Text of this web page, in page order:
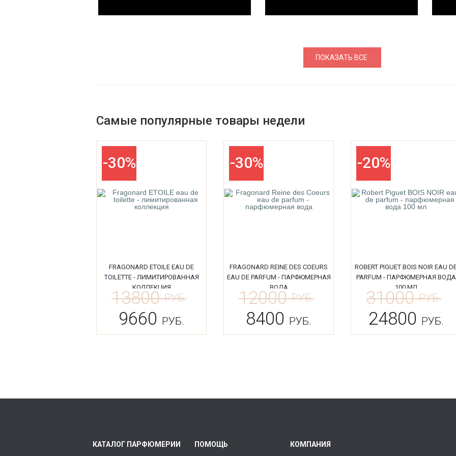
ПОКАЗАТЬ ВСЕ
Самые популярные товары недели
FRAGONARD ETOILE EAU DE
TOILETTE - ЛИМИТИРОВАННАЯ
КОЛЛЕКЦИЯ
13800РУБ.
9660 РУБ.
-30%
FRAGONARD REINE DES COEURS
EAU DE PARFUM - ПАРФЮМЕРНАЯ
ВОДА
12000РУБ.
8400 РУБ.
-30%
ROBERT PIGUET BOIS NOIR EAU
PARFUM - ПАРФЮМЕРНАЯ ВОДА
100 МЛ
31000РУБ.
24800 РУБ.
-20%
КАТАЛОГ ПАРФЮМЕРИИ ПОМОЩЬ КОМПАНИЯ